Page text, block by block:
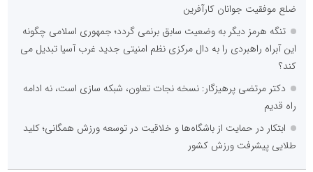
ضلع موفقیت جوانان کارآفرین
تنگه هرمز دیگر به وضعیت سابق برنمی گردد؛ جمهوری اسلامی چگونه
این آبراه راهبردی را به دال مرکزی نظم امنیتی جدید غرب آسیا تبدیل می
کند؟
دکتر مرتضی پرهیزگار: نسخه نجات تعاون، شبکه سازی است، نه ادامه
راه قدیم
ابتکار در حمایت از باشگاه‌ها و خلاقیت در توسعه ورزش همگانی؛ کلید
طلایی پیشرفت ورزش کشور